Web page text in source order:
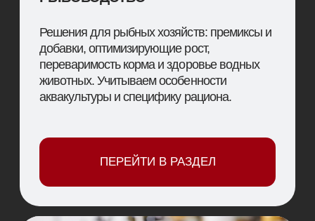
необходимых для повышения продуктивности и
эффективности хозяйств любого масштаба. Мы
предлагаем решения, разработанные специально
для животноводства, свиноводства, птицеводства
и аквакультуры, с учётом современных технологий,
стандартов качества и требований отрасли.
ПОЧЕМУ ВЫБИРАЮТ НАШУ ПРОДУКЦИЮ